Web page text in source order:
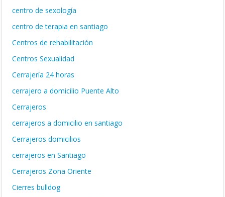
centro de sexología
centro de terapia en santiago
Centros de rehabilitación
Centros Sexualidad
Cerrajería 24 horas
cerrajero a domicilio Puente Alto
Cerrajeros
cerrajeros a domicilio en santiago
Cerrajeros domicilios
cerrajeros en Santiago
Cerrajeros Zona Oriente
Cierres bulldog